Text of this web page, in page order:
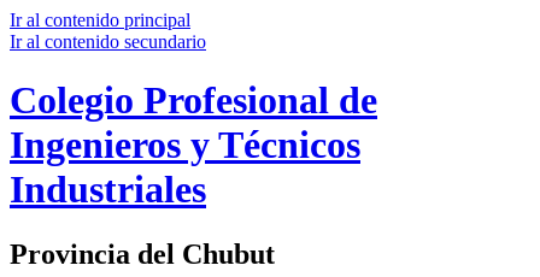
Ir al contenido principal
Ir al contenido secundario
Colegio Profesional de
Ingenieros y Técnicos
Industriales​
Provincia del Chubut